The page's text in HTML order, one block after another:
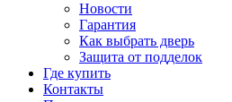
Новости
Гарантия
Как выбрать дверь
Защита от подделок
Где купить
Контакты